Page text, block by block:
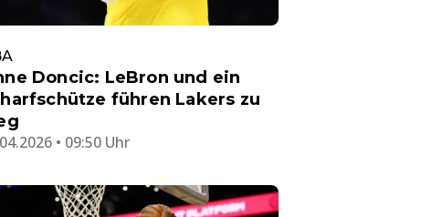
Doncic: LeBron und ein
führen Lakers zu
• 09:50 Uhr